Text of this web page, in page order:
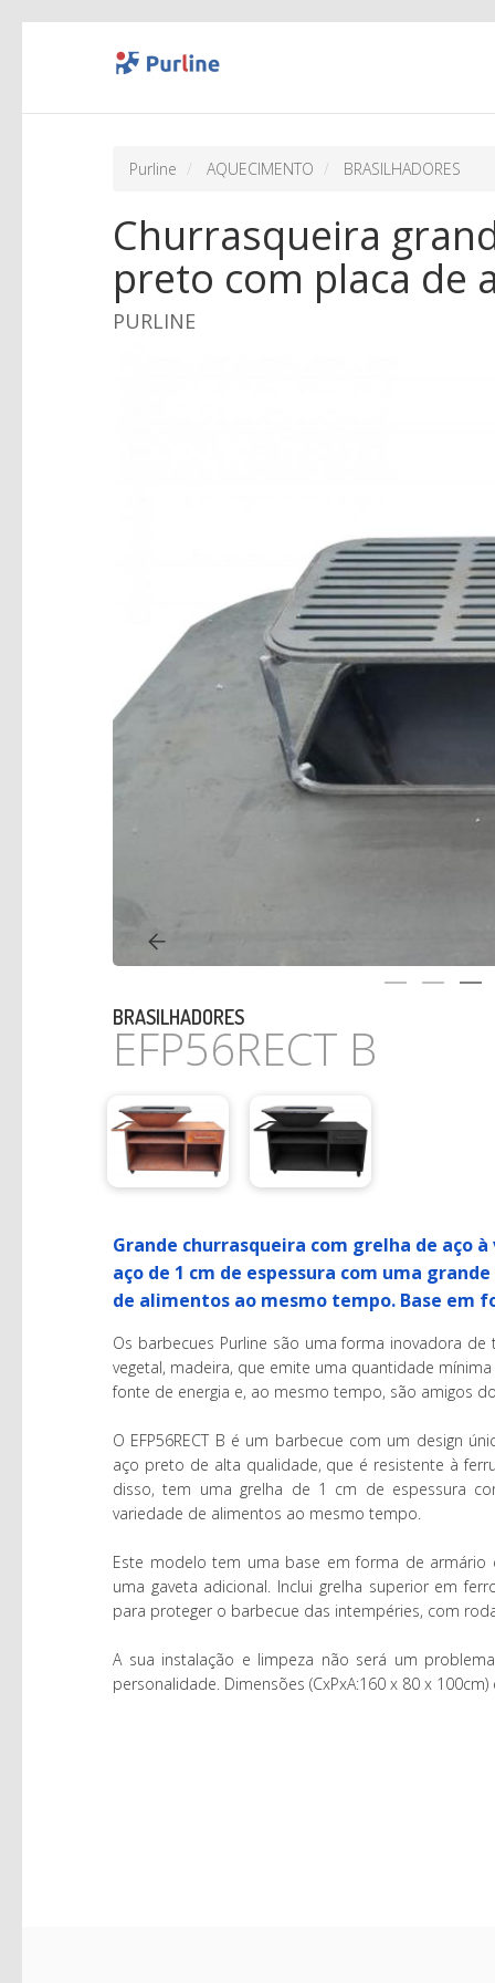
Purline AQUECIMENTO BRASILHADORES
Churrasqueira
preto com placa de
PURLINE
BRASILHADORES
EFP56RECT B
Grande churrasqueira com grelha de aço
aço de 1 cm de espessura com uma
de alimentos ao mesmo tempo. Base em
Os barbecues Purline são uma forma inovadora
vegetal, madeira, que emite uma quantidade
fonte de energia e, ao mesmo tempo, são amigos
O EFP56RECT B é um barbecue com um design
aço preto de alta qualidade, que é resistente à
disso, tem uma grelha de 1 cm de espessura
variedade de alimentos ao mesmo tempo.
Este modelo tem uma base em forma de
uma gaveta adicional. Inclui grelha superior em
para proteger o barbecue das intempéries, com
A sua instalação e limpeza não será um
personalidade. Dimensões (CxPxA:160 x 80 x 100cm)